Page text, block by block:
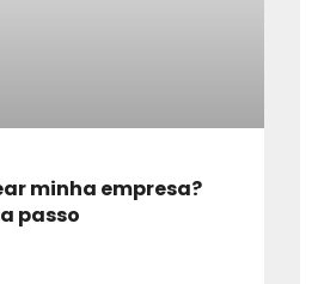
minha empresa?
passo